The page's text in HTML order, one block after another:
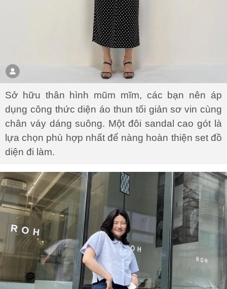
Sở hữu thân hình mũm mĩm, các bạn nên áp
dụng công thức diện áo thun tối giản sơ vin cùng
chân váy dáng suông. Một đôi sandal cao gót là
lựa chọn phù hợp nhất để nàng hoàn thiện set đồ
diện đi làm.